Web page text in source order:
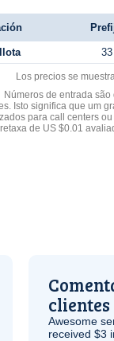
33
Los precios se
Números de entrada
Isto significa que um
para call centers
de US $0.01
clientes
Awesome
received $3